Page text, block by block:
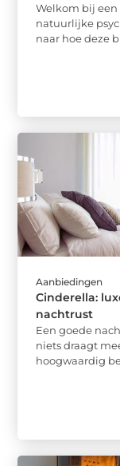
Welkom bij een
natuurlijke
naar hoe deze
Aanbiedingen
Cinderella:
nachtrust
Een goede
niets draagt
hoogwaardig